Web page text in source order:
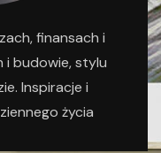
finansach i
i budowie, stylu
Inspiracje i
życia